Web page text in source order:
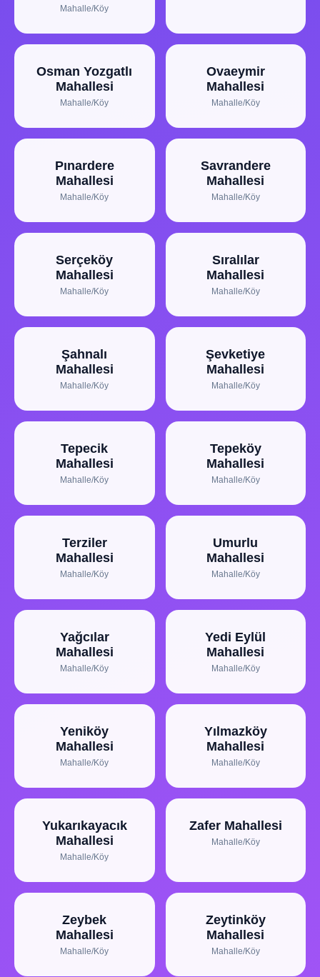
Mahalle/Köy
Osman Yozgatlı
Mahallesi
Mahalle/Köy
Ovaeymir
Mahallesi
Mahalle/Köy
Pınardere
Mahallesi
Mahalle/Köy
Savrandere
Mahallesi
Mahalle/Köy
Serçeköy
Mahallesi
Mahalle/Köy
Sıralılar
Mahallesi
Mahalle/Köy
Şahnalı
Mahallesi
Mahalle/Köy
Şevketiye
Mahallesi
Mahalle/Köy
Tepecik
Mahallesi
Mahalle/Köy
Tepeköy
Mahallesi
Mahalle/Köy
Terziler
Mahallesi
Mahalle/Köy
Umurlu
Mahallesi
Mahalle/Köy
Yağcılar
Mahallesi
Mahalle/Köy
Yedi Eylül
Mahallesi
Mahalle/Köy
Yeniköy
Mahallesi
Mahalle/Köy
Yılmazköy
Mahallesi
Mahalle/Köy
Yukarıkayacık
Mahallesi
Mahalle/Köy
Zafer Mahallesi
Mahalle/Köy
Zeybek
Mahallesi
Mahalle/Köy
Zeytinköy
Mahallesi
Mahalle/Köy